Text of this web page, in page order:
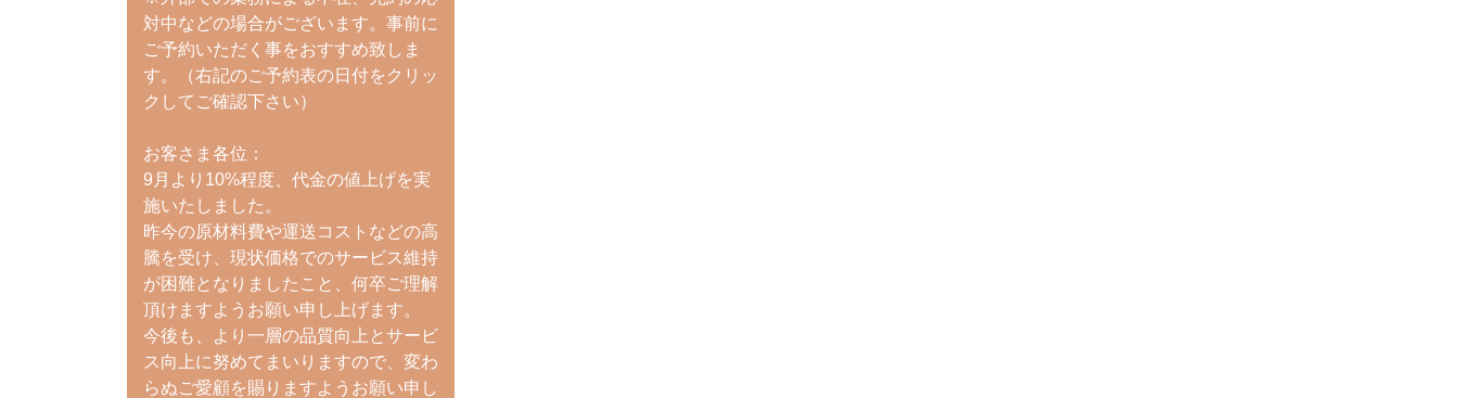
対中などの場合がございます。事前に
ご予約いただく事をおすすめ致しま
す。（右記のご予約表の日付をクリッ
クしてご確認下さい）
お客さま各位：
9月より10%程度、代金の値上げを実
施いたしました。
昨今の原材料費や運送コストなどの高
騰を受け、現状価格でのサービス維持
が困難となりましたこと、何卒ご理解
頂けますようお願い申し上げます。
今後も、より一層の品質向上とサービ
ス向上に努めてまいりますので、変わ
らぬご愛顧を賜りますようお願い申し